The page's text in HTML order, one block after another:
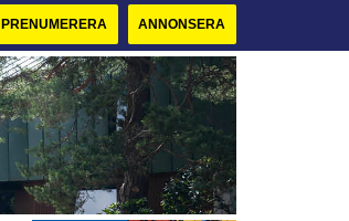
PRENUMERERA ANNONSERA